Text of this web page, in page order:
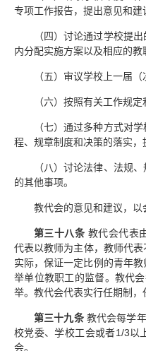
专项工作报告，提出意见和建
（四）讨论通过学校提
内分配实施方案以及相应的教
（五）审议学校上一届
（六）按照有关工作规
（七）通过多种方式对
程、规章制度和决策的落实，
（八）讨论法律、法规
的其他事项。
教代会的意见和建议，以
第三十八条 教代会代表
代表以教师为主体，教师代
实际，保证一定比例的青年
举单位教职工的监督。教代
举。教代会代表实行任期制，
第三十九条教代会每学
校党委、学校工会或者1/3以
会。